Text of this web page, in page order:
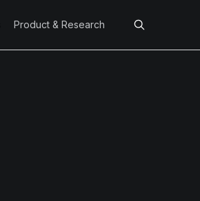
Product & Research